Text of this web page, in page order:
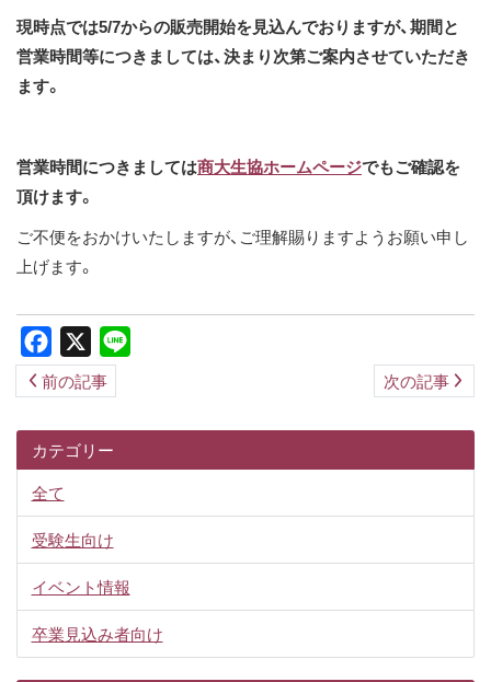
現時点では5/7からの販売開始を見込んでおりますが、期間と
営業時間等につきましては、決まり次第ご案内させていただき
ます。
営業時間につきましては商大生協ホームページでもご確認を
頂けます。
ご不便をおかけいたしますが、ご理解賜りますようお願い申し
上げます。
Facebook
前の記事 次の記事
カテゴリー
全て
受験生向け
イベント情報
卒業見込み者向け